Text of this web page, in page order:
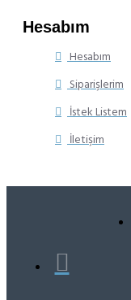
Hesabım
Hesabım
Siparişlerim
İstek Listem
İletişim